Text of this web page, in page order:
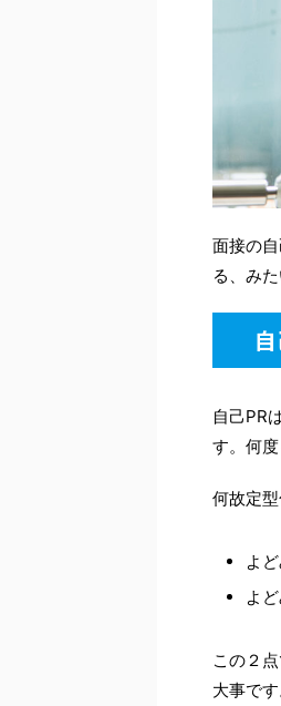
面接の
る、み
自己PR
す。何
何故定
よ
よ
この２
大事です